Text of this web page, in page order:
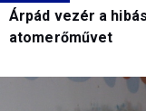
Árpád vezér a
atomerőművet